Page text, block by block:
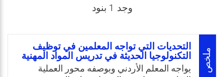
وجد 1 بنود
ملخص
التحديات التي تواجه المعلمين في توظيف
التكنولوجيا الحديثة في تدريس المواد المهنية
يواجه المعلم الأردني وبوصفه محور العملية